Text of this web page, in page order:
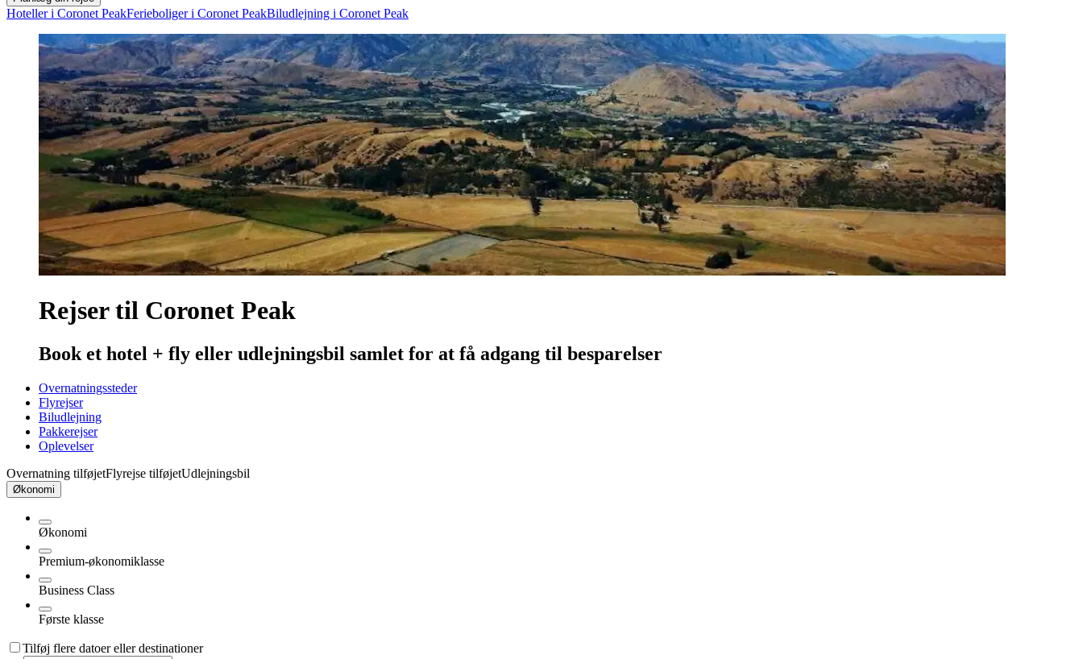
Hoteller i Coronet PeakFerieboliger i Coronet PeakBiludlejning i Coronet Peak
Rejser til Coronet Peak
Book et hotel + fly eller udlejningsbil samlet for at få adgang til besparelser
Overnatningssteder
Flyrejser
Biludlejning
Pakkerejser
Oplevelser
Overnatning tilføjetFlyrejse tilføjetUdlejningsbil
Økonomi
Økonomi
Premium-økonomiklasse
Business Class
Første klasse
Tilføj flere datoer eller destinationer